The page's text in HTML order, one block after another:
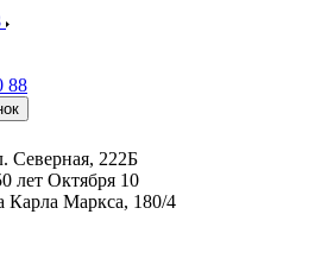
88
Северная, 222Б
лет Октября 10
Карла Маркса, 180/4